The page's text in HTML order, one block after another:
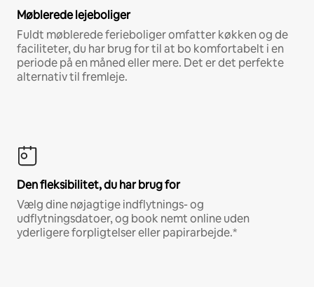
Møblerede lejeboliger
Fuldt møblerede ferieboliger omfatter køkken og de
faciliteter, du har brug for til at bo komfortabelt i en
periode på en måned eller mere. Det er det perfekte
alternativ til fremleje.
Den fleksibilitet, du har brug for
Vælg dine nøjagtige indflytnings- og
udflytningsdatoer, og book nemt online uden
yderligere forpligtelser eller papirarbejde.*